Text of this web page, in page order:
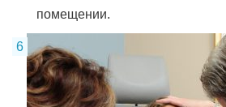
помещении.